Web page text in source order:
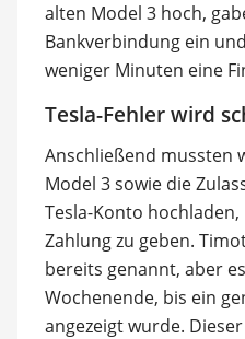
alten Model 3 hoch,
Bankverbindung ein
weniger Minuten eine
Tesla-Fehler wird
Anschließend mussten
Model 3 sowie die
Tesla-Konto
Zahlung zu geben.
bereits genannt, aber
Wochenende, bis ein
angezeigt wurde.